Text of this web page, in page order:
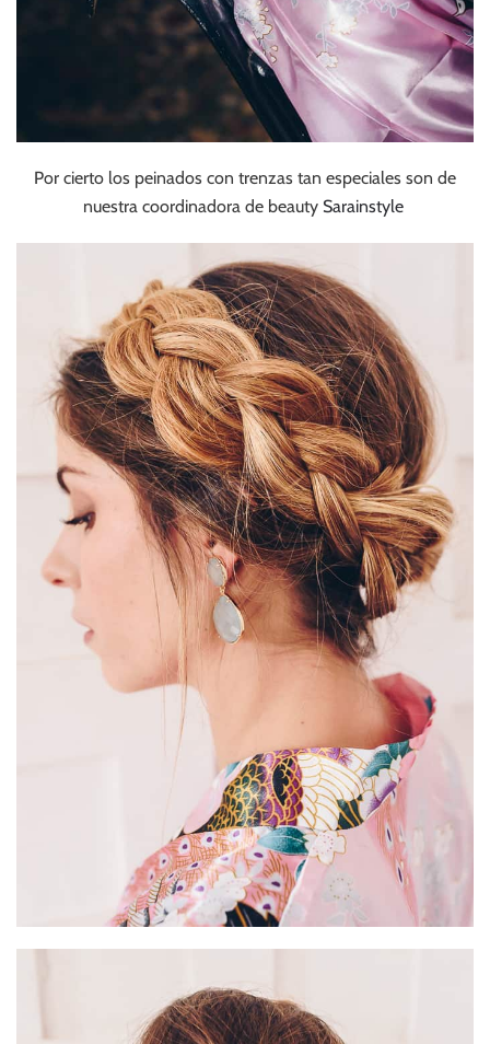
Por cierto los peinados con trenzas tan especiales son de
nuestra coordinadora de beauty Sarainstyle